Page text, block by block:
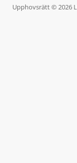
Upphovsrätt © 2026